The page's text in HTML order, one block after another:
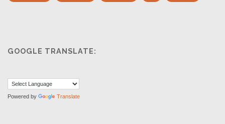
GOOGLE TRANSLATE:
Powered by Translate